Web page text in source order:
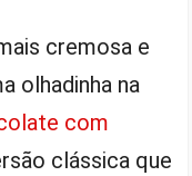
cremosa e
olhadinha na
com
clássica que